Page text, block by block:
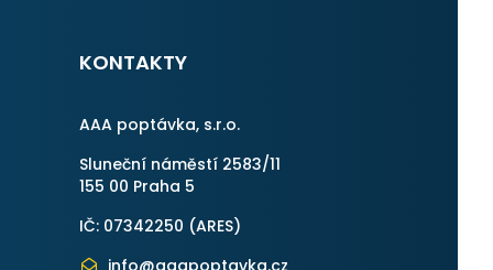
KONTAKTY
AAA poptávka, s.r.o.
Sluneční náměstí 2583/11
155 00 Praha 5
IČ: 07342250 (ARES)
info@aaapoptavka.cz